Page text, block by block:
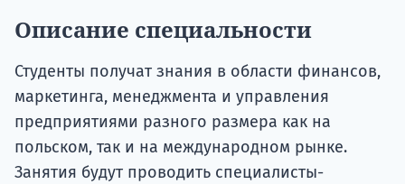
Описание специальности
Студенты получат знания в области финансов,
маркетинга, менеджмента и управления
предприятиями разного размера как на
польском, так и на международном рынке.
Занятия будут проводить специалисты-